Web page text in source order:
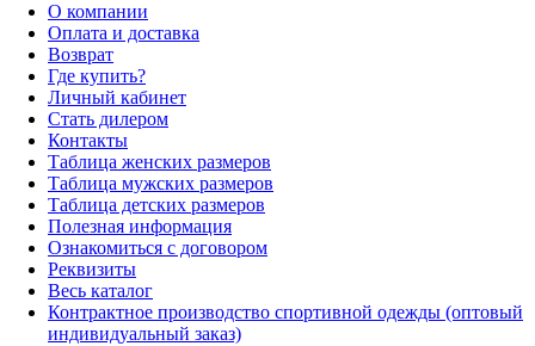
О компании
Оплата и доставка
Возврат
Где купить?
Личный кабинет
Стать дилером
Контакты
Таблица женских размеров
Таблица мужских размеров
Таблица детских размеров
Полезная информация
Ознакомиться с договором
Реквизиты
Весь каталог
Контрактное производство спортивной одежды (оптовый
индивидуальный заказ)